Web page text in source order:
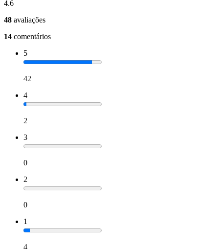
4.6
48 avaliações
14 comentários
5
42
4
2
3
0
2
0
1
4